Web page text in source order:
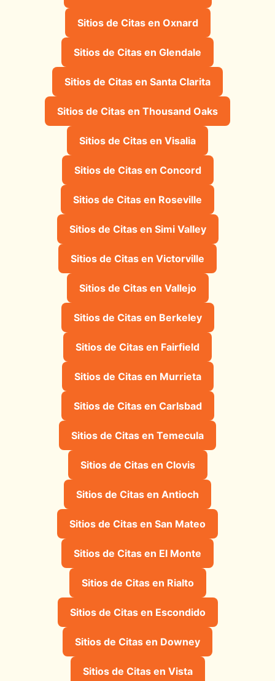
Sitios de Citas en Oxnard
Sitios de Citas en Glendale
Sitios de Citas en Santa Clarita
Sitios de Citas en Thousand Oaks
Sitios de Citas en Visalia
Sitios de Citas en Concord
Sitios de Citas en Roseville
Sitios de Citas en Simi Valley
Sitios de Citas en Victorville
Sitios de Citas en Vallejo
Sitios de Citas en Berkeley
Sitios de Citas en Fairfield
Sitios de Citas en Murrieta
Sitios de Citas en Carlsbad
Sitios de Citas en Temecula
Sitios de Citas en Clovis
Sitios de Citas en Antioch
Sitios de Citas en San Mateo
Sitios de Citas en El Monte
Sitios de Citas en Rialto
Sitios de Citas en Escondido
Sitios de Citas en Downey
Sitios de Citas en Vista